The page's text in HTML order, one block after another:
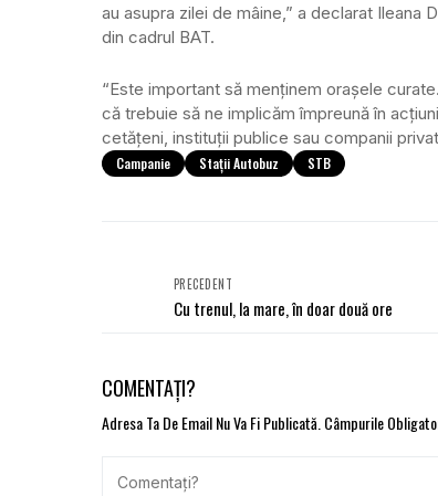
au asupra zilei de mâine,” a declarat Ileana
din cadrul BAT.
“Este important să menținem orașele
că trebuie să ne implicăm împreună în
cetățeni, instituții publice sau companii
Campanie Stații Autobuz STB
PRECEDENT
Cu trenul, la mare, în doar două ore
COMENTAȚI?
Adresa Ta De Email Nu Va Fi Publicată. Câmpurile